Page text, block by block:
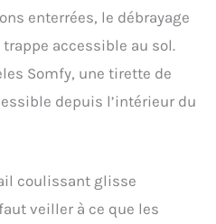
enterrées, le débrayage
accessible au sol.
Somfy, une tirette de
depuis l’intérieur du
coulissant glisse
veiller à ce que les